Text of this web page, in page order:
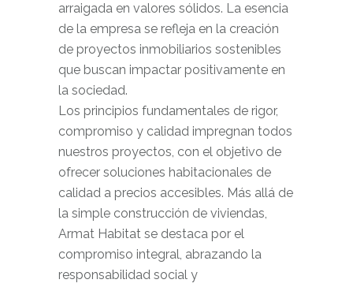
arraigada en valores sólidos. La esencia
de la empresa se refleja en la creación
de proyectos inmobiliarios sostenibles
que buscan impactar positivamente en
la sociedad.
Los principios fundamentales de rigor,
compromiso y calidad impregnan todos
nuestros proyectos, con el objetivo de
ofrecer soluciones habitacionales de
calidad a precios accesibles. Más allá de
la simple construcción de viviendas,
Armat Habitat se destaca por el
compromiso integral, abrazando la
responsabilidad social y